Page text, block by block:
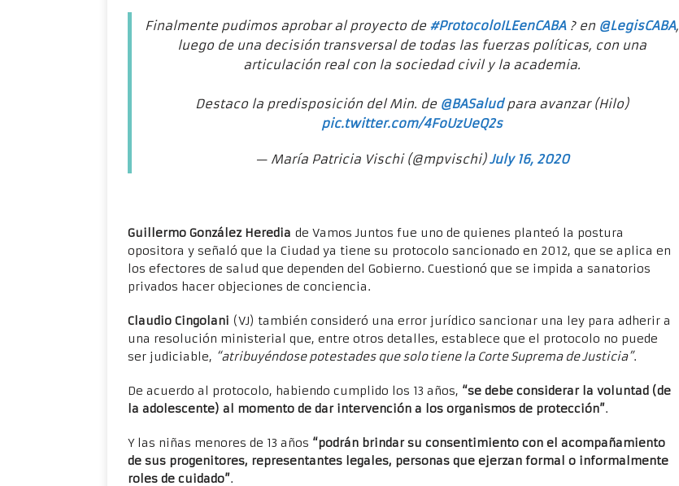
Finalmente pudimos aprobar al proyecto de #ProtocoloILEenCABA? en @LegisCABA,
luego de una decisión transversal de todas las fuerzas políticas, con una
articulación real con la sociedad civil y la academia.
Destaco la predisposición del Min. de @BASaludpara avanzar (Hilo)
pic.twitter.com/4FoUzUeQ2s
— María Patricia Vischi (@mpvischi)July 16, 2020
Guillermo González Heredia de Vamos Juntos fue uno de quienes planteó la postura
opositora y señaló que la Ciudad ya tiene su protocolo sancionado en 2012, que se aplica en
los efectores de salud que dependen del Gobierno. Cuestionó que se impida a sanatorios
privados hacer objeciones de conciencia.
Claudio Cingolani (VJ) también consideró una error jurídico sancionar una ley para adherir a
una resolución ministerial que, entre otros detalles, establece que el protocolo no puede
ser judiciable, “atribuyéndose potestades que solo tiene la Corte Suprema de Justicia”.
De acuerdo al protocolo, habiendo cumplido los 13 años, “se debe considerar la voluntad (de
la adolescente) al momento de dar intervención a los organismos de protección”.
Y las niñas menores de 13 años “podrán brindar su consentimiento con el acompañamiento
de sus progenitores, representantes legales, personas que ejerzan formal o informalmente
roles de cuidado”.